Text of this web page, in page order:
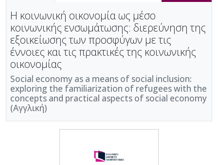
Η κοινωνική οικονομία ως μέσο
κοινωνικής ενσωμάτωσης: διερεύνηση της
εξοικείωσης των προσφύγων με τις
έννοιες και τις πρακτικές της κοινωνικής
οικονομίας
Social economy as a means of social inclusion:
exploring the familiarization of refugees with the
concepts and practical aspects of social economy
(Αγγλική)